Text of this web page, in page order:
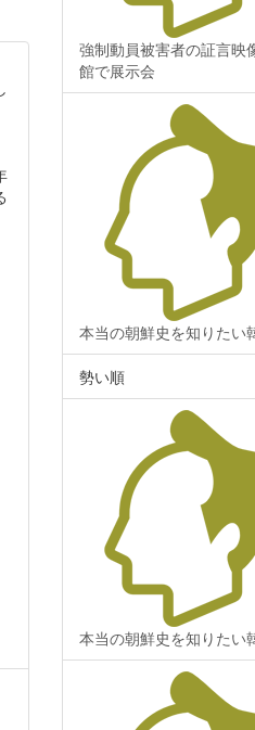
強制動員被害者の証言
館で展示会
本当の朝鮮史を知りたい
勢い順
本当の朝鮮史を知りたい